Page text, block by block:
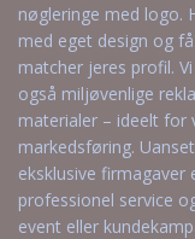
nøgleringe med logo.
med eget design og
matcher jeres profil.
også miljøvenlige
materialer – ideelt for
markedsføring.
eksklusive
professionel service
event eller